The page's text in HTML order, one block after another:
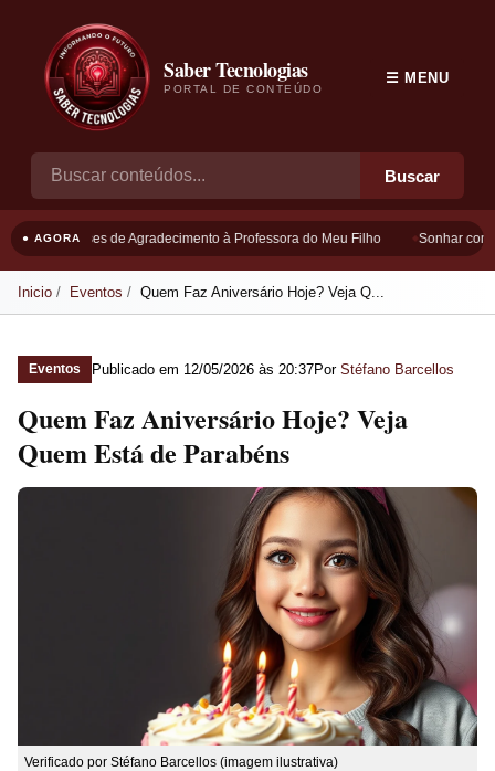
Saber Tecnologias
PORTAL DE CONTEÚDO
Buscar
☰ MENU
● AGORAFrases de Agradecimento à Professora do Meu Filho Sonhar com
Inicio Eventos Quem Faz Aniversário Hoje? Veja Q...
Eventos Publicado em 12/05/2026 às 20:37Por Stéfano Barcellos
Quem Faz Aniversário Hoje? Veja
Quem Está de Parabéns
Verificado por Stéfano Barcellos (imagem ilustrativa)